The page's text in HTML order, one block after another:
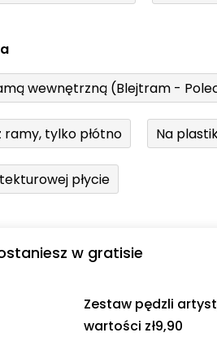
wewnętrzną (Blejtram -
ramy, tylko płótno Na
płycie
w gratisie
Zestaw pędzli
wartości zł9,90